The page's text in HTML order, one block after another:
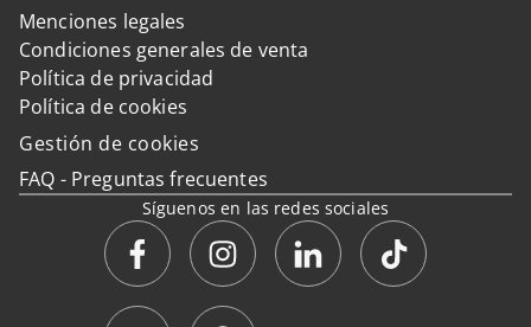
Menciones legales
Condiciones generales de venta
Política de privacidad
Política de cookies
Gestión de cookies
FAQ - Preguntas frecuentes
Síguenos en las redes sociales